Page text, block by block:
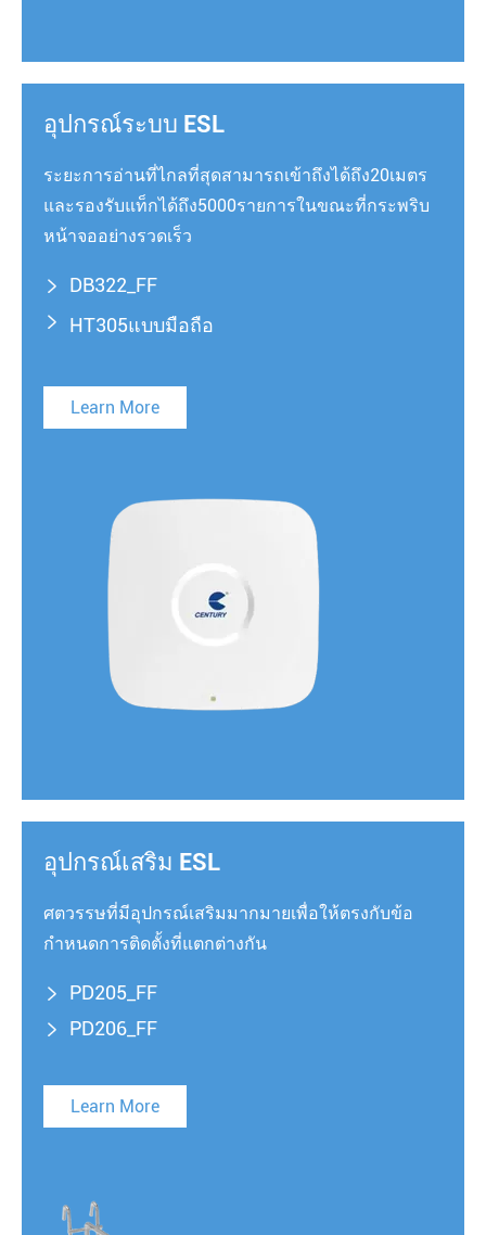
อุปกรณ์ระบบ ESL
ระยะการอ่านที่ไกลที่สุดสามารถเข้าถึงได้ถึง20เมตร
และรองรับแท็กได้ถึง5000รายการในขณะที่กระพริบ
หน้าจออย่างรวดเร็ว
 DB322_FF
 HT305แบบมือถือ
Learn More
อุปกรณ์เสริม ESL
ศตวรรษที่มีอุปกรณ์เสริมมากมายเพื่อให้ตรงกับข้อ
กำหนดการติดตั้งที่แตกต่างกัน
 PD205_FF
 PD206_FF
Learn More